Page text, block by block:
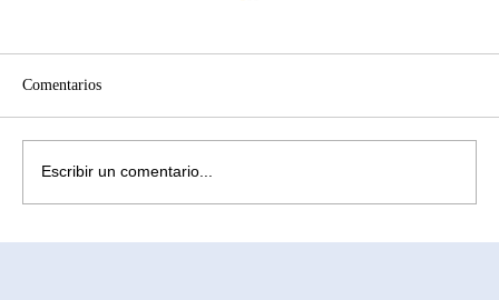
Comentarios
Escribir un comentario...